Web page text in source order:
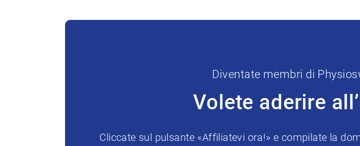
Diventate membri di
Volete aderire
Cliccate sul pulsante «Affiliatevi ora!» e compilate la